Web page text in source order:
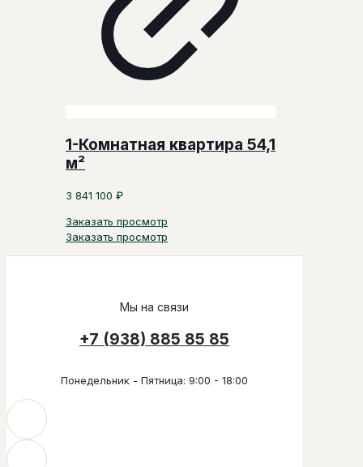
1-Комнатная квартира 54,1
м²
3 841 100 ₽
Заказать просмотр
Заказать просмотр
Мы на связи
+7 (938) 885 85 85
Понедельник - Пятница: 9:00 - 18:00